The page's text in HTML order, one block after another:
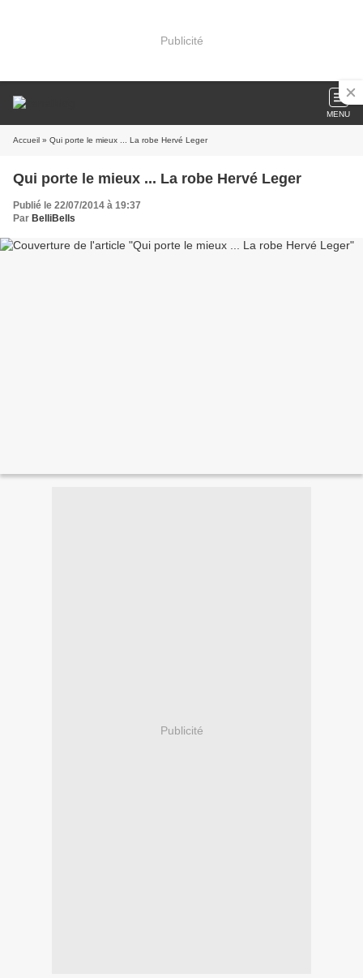
Publicité
MENU
Accueil » Qui porte le mieux ... La robe Hervé Leger
Qui porte le mieux ... La robe Hervé Leger
Publié le 22/07/2014 à 19:37
Par BelliBells
Publicité